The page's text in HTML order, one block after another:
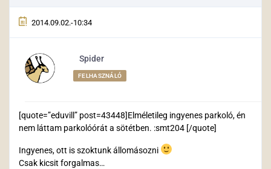
2014.09.02.-10:34
Spider
FELHASZNÁLÓ
[quote=”eduvill” post=43448]Elméletileg ingyenes parkoló, én
nem láttam parkolóórát a sötétben. :smt204 [/quote]
Ingyenes, ott is szoktunk állomásozni
Csak kicsit forgalmas…